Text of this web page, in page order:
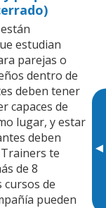
▸
estudian
parejas o
dentro de
deben tener
capaces de
lugar, y estar
deben
te
de 8
cursos de
pueden